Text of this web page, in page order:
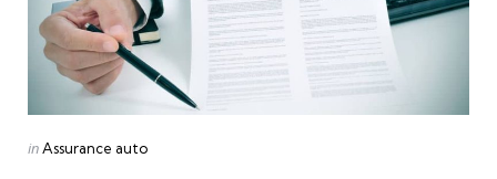
Posted
inAssurance auto